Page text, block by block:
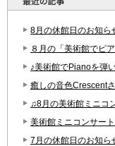
8月の休館日のお知ら
８月の「美術館でピ
♪美術館でPianoを弾
癒しの音色Crescent
♫8月の美術館ミニコ
美術館ミニコンサー
7月の休館日のお知ら